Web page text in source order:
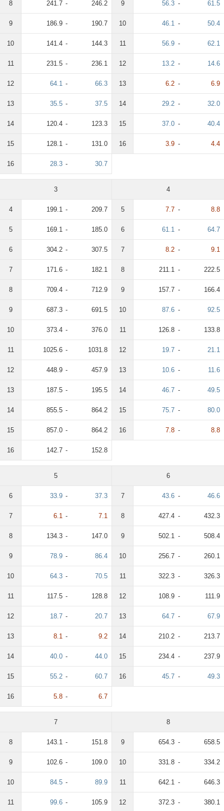
8 241.7 - 246.2
9 186.9 - 190.7
10 141.4 - 144.3
11 231.5 - 236.1
12 64.1 - 66.3
13 35.5 - 37.5
14 120.4 - 123.3
15 128.1 - 131.0
16 28.3 - 30.7
9 56.3 - 61.5
10 46.1 - 50.4
11 56.9 - 62.1
12 13.2 - 14.6
13 6.2 - 6.9
14 29.2 - 32.0
15 37.0 - 40.4
16 3.9 - 4.4
3
4 199.1 - 209.7
5 169.1 - 185.0
6 304.2 - 307.5
7 171.6 - 182.1
8 709.4 - 712.9
9 687.3 - 691.5
10 373.4 - 376.0
11 1025.6 - 1031.8
12 448.9 - 457.9
13 187.5 - 195.5
14 855.5 - 864.2
15 857.0 - 864.2
16 142.7 - 152.8
4
5 7.7 - 8.8
6 61.1 - 64.7
7 8.2 - 9.1
8 211.1 - 222.5
9 157.7 - 166.4
10 87.6 - 92.5
11 126.8 - 133.8
12 19.7 - 21.1
13 10.6 - 11.6
14 46.7 - 49.5
15 75.7 - 80.0
16 7.8 - 8.8
5
6 33.9 - 37.3
7 6.1 - 7.1
8 134.3 - 147.0
9 78.9 - 86.4
10 64.3 - 70.5
11 117.5 - 128.8
12 18.7 - 20.7
13 8.1 - 9.2
14 40.0 - 44.0
15 55.2 - 60.7
16 5.8 - 6.7
6
7 43.6 - 46.6
8 427.4 - 432.3
9 502.1 - 508.4
10 256.7 - 260.1
11 322.3 - 326.3
12 108.9 - 111.9
13 64.7 - 67.9
14 210.2 - 213.7
15 234.4 - 237.9
16 45.7 - 49.3
7
8 143.1 - 151.8
9 102.6 - 109.0
10 84.5 - 89.9
11 99.6 - 105.9
8
9 654.3 - 658.5
10 331.8 - 334.2
11 642.1 - 646.3
12 372.3 - 380.1